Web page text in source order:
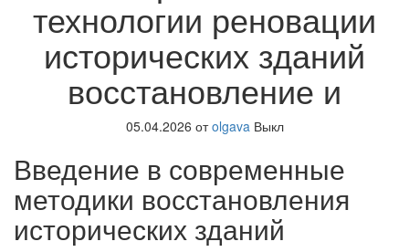
технологии реновации
исторических зданий
восстановление и
05.04.2026 от olgava Выкл
Введение в современные
методики восстановления
исторических зданий